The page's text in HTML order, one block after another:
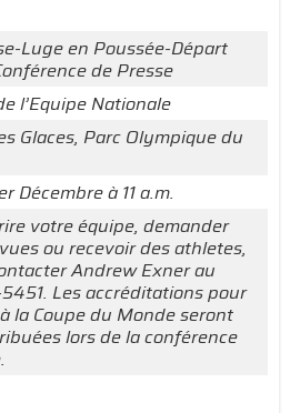
Luge en Poussée-Départ
de Presse
l’Equipe Nationale
Glaces, Parc Olympique du
Décembre à 11 a.m.
votre équipe, demander
ou recevoir des athletes,
Andrew Exner au
Les accréditations pour
la Coupe du Monde seront
lors de la conférence